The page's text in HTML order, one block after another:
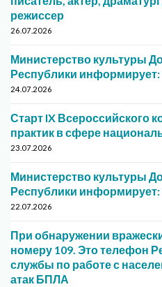
режиссер
26.07.2026
Министерство культуры
Республики информирует:
24.07.2026
Старт IX Всероссийского
практик в сфере
23.07.2026
Министерство культуры
Республики информирует:
22.07.2026
При обнаружении
номеру 109. Это телефон
службы по работе с
атак БПЛА